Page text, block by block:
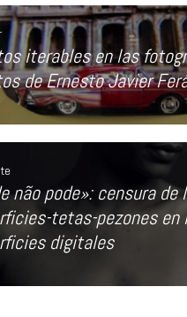
iterables en las
de Ernesto Javier
não pode»: censura de
tetas-pezones en
digitales